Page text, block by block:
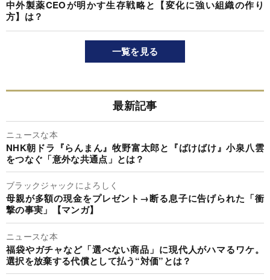
中外製薬CEOが明かす生存戦略と【変化に強い組織の作り
方】は？
一覧を見る
最新記事
ニュースな本
NHK朝ドラ『らんまん』牧野富太郎と『ばけばけ』小泉八雲
をつなぐ「意外な共通点」とは？
ブラックジャックによろしく
母親が多額の現金をプレゼント→断る息子に告げられた「衝
撃の事実」【マンガ】
ニュースな本
福袋やガチャなど「選べない商品」に現代人がハマるワケ。
選択を放棄する代償として払う“対価”とは？